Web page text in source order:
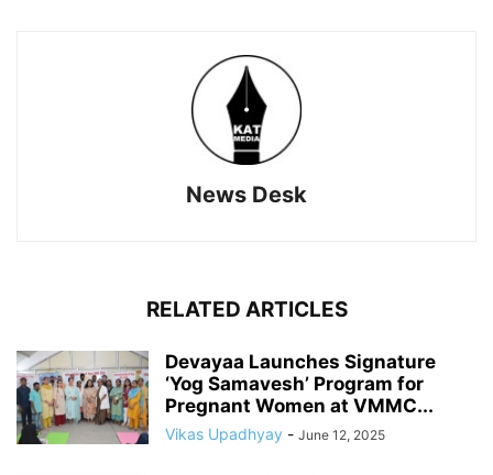
News Desk
RELATED ARTICLES
Devayaa Launches Signature
‘Yog Samavesh’ Program for
Pregnant Women at VMMC...
Vikas Upadhyay - June 12, 2025